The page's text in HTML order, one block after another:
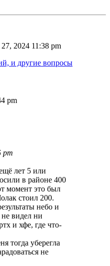
2024 11:38 pm
и другие вопросы
pm
pm
лет 5 или
в районе 400
момент это был
стоил 200.
небо и
видел ни
и хфе, где что-
тогда уберегла
не